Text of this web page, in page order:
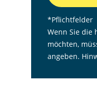
*Pflichtfelder
Wenn Sie die
möchten,
angeben.